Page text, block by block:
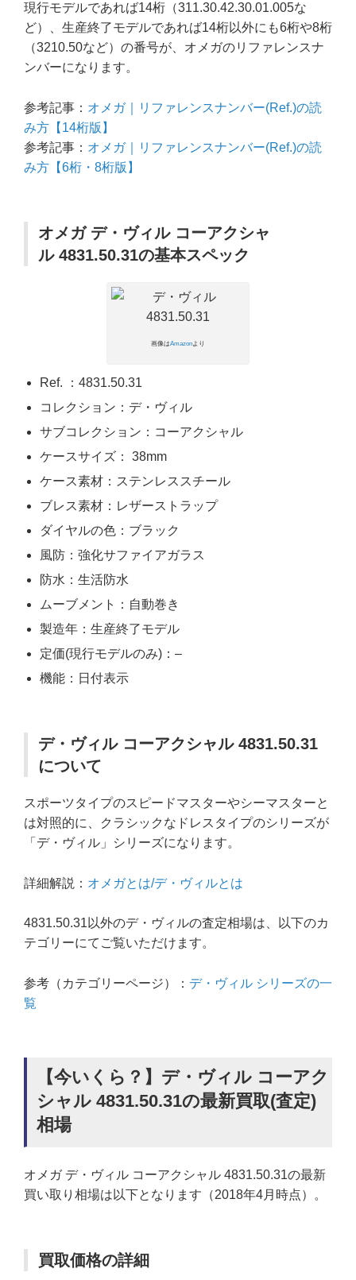
現行モデルであれば14桁（311.30.42.30.01.005な
ど）、生産終了モデルであれば14桁以外にも6桁や8桁
（3210.50など）の番号が、オメガのリファレンスナ
ンバーになります。
参考記事： オメガ｜リファレンスナンバー(Ref.)の読
み方【14桁版】
参考記事： オメガ｜リファレンスナンバー(Ref.)の読
み方【6桁・8桁版】
オメガ デ・ヴィル コーアクシャ
ル 4831.50.31の基本スペック
画像はAmazonより
Ref. ：4831.50.31
コレクション：デ・ヴィル
サブコレクション：コーアクシャル
ケースサイズ： 38mm
ケース素材：ステンレススチール
ブレス素材：レザーストラップ
ダイヤルの色：ブラック
風防：強化サファイアガラス
防水：生活防水
ムーブメント：自動巻き
製造年：生産終了モデル
定価(現行モデルのみ)：–
機能：日付表示
デ・ヴィル コーアクシャル 4831.50.31
について
スポーツタイプのスピードマスターやシーマスターと
は対照的に、クラシックなドレスタイプのシリーズが
「デ・ヴィル」シリーズになります。
詳細解説： オメガとは/デ・ヴィルとは
4831.50.31以外のデ・ヴィルの査定相場は、以下のカ
テゴリーにてご覧いただけます。
参考（カテゴリーページ）： デ・ヴィル シリーズの一
覧
【今いくら？】デ・ヴィル コーアク
シャル 4831.50.31の最新買取(査定)
相場
オメガ デ・ヴィル コーアクシャル 4831.50.31の最新
買い取り相場は以下となります（2018年4月時点）。
買取価格の詳細